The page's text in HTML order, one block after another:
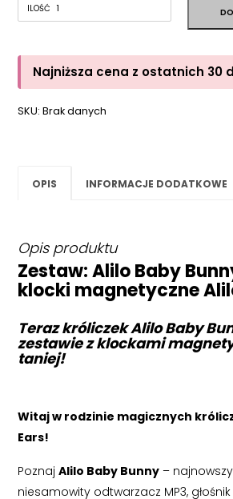
558.00
Najniższa cena z ostatnich 30
SKU: Brak danych
OPIS INFORMACJE DODATKOWE
Opis produktu
Zestaw: Alilo Baby
klocki magnetyczne
Teraz króliczek Alilo Baby
zestawie z klockami
taniej!
Witaj w rodzinie magicznych
Ears!
Poznaj Alilo Baby Bunny –
niesamowity odtwarzacz MP3,